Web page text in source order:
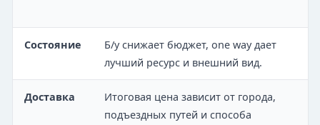
Состояние
Б/у снижает бюджет, one way дает
лучший ресурс и внешний вид.
Доставка
Итоговая цена зависит от города,
подъездных путей и способа